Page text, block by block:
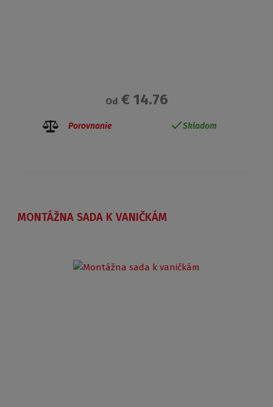
Od€ 14.76
Porovnanie Skladom
MONTÁŽNA SADA K VANIČKÁM